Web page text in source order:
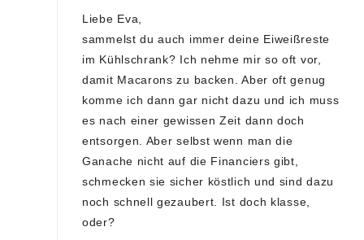
Liebe Eva,
sammelst du auch immer deine Eiweißreste
im Kühlschrank? Ich nehme mir so oft vor,
damit Macarons zu backen. Aber oft genug
komme ich dann gar nicht dazu und ich muss
es nach einer gewissen Zeit dann doch
entsorgen. Aber selbst wenn man die
Ganache nicht auf die Financiers gibt,
schmecken sie sicher köstlich und sind dazu
noch schnell gezaubert. Ist doch klasse,
oder?